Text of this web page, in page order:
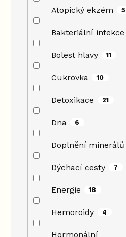
Atopický ekzém 5
Bakteriální infekce
Bolest hlavy 11
Cukrovka 10
Detoxikace 21
Dna 6
Doplnění minerálů
Dýchací cesty 7
Energie 18
Hemoroidy 4
Hormonální